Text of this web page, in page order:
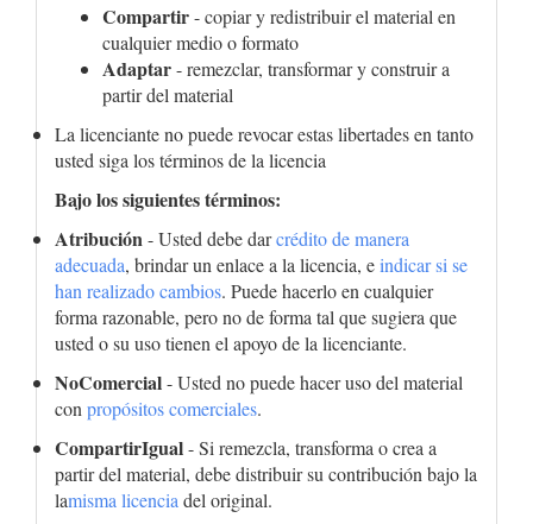
Compartir- copiar y redistribuir el material en
cualquier medio o formato
Adaptar- remezclar, transformar y construir a
partir del material
La licenciante no puede revocar estas libertades en tanto
usted siga los términos de la licencia
Bajo los siguientes términos:
Atribución- Usted debe darcrédito de manera
adecuada, brindar un enlace a la licencia, eindicar si se
han realizado cambios. Puede hacerlo en cualquier
forma razonable, pero no de forma tal que sugiera que
usted o su uso tienen el apoyo de la licenciante.
NoComercial- Usted no puede hacer uso del material
con propósitos comerciales.
CompartirIgual- Si remezcla, transforma o crea a
partir del material, debe distribuir su contribución bajo la
lamisma licencia del original.